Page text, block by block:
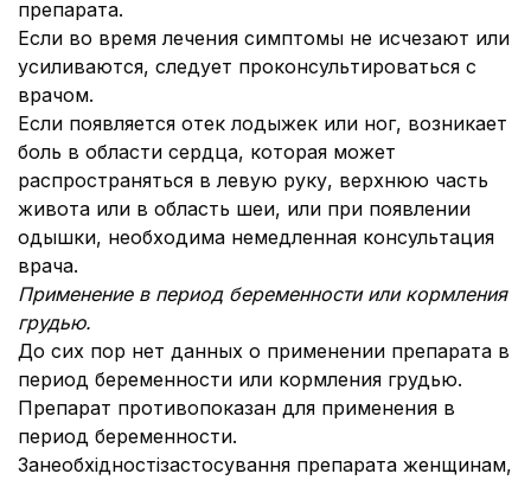
препарата.
Если во время лечения симптомы не исчезают или
усиливаются, следует проконсультироваться с
врачом.
Если появляется отек лодыжек или ног, возникает
боль в области сердца, которая может
распространяться в левую руку, верхнюю часть
живота или в область шеи, или при появлении
одышки, необходима немедленная консультация
врача.
Применение в период беременности или кормления
грудью.
До сих пор нет данных о применении препарата в
период беременности или кормления грудью.
Препарат противопоказан для применения в
период беременности.
Занеобхідностізастосування препарата женщинам,